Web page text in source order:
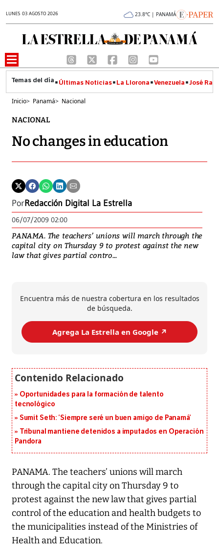
LUNES 03 AGOSTO 2026 23.8°C | PANAMÁ
Últimas Noticias La Llorona Venezuela José
Inicio> Panamá> Nacional
NACIONAL
No changes in education
PorRedacción Digital La Estrella
06/07/2009 02:00
PANAMA. The teachers’ unions will march through the
capital city on Thursday 9 to protest against the new
law that gives partial contro...
Encuentra más de nuestra cobertura en los resultados
de búsqueda.
Agrega La Estrella en Google ↗️
Oportunidades para la formación de talento
tecnológico
Sumit Seth: ‘Siempre seré un buen amigo de Panamá’
Tribunal mantiene detenidos a imputados en Operación
Pandora
PANAMA. The teachers’ unions will march
through the capital city on Thursday 9 to
protest against the new law that gives partial
control of the education and health budgets to
the municipalities instead of the Ministries of
Health and Education.